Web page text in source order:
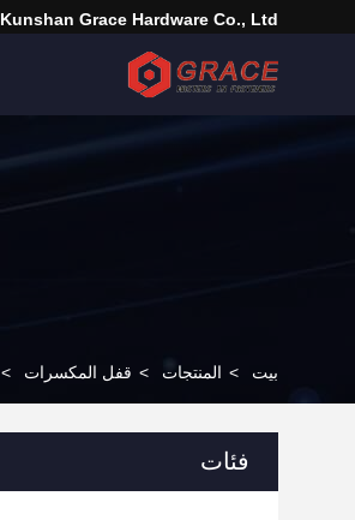
Kunshan Grace Hardware Co., Ltd.
بيت > المنتجات > قفل المكسرات >
فئات